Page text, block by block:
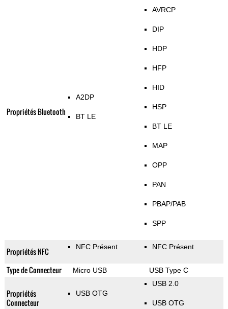
Propriétés Bluetooth
A2DP
BT LE
AVRCP
DIP
HDP
HFP
HID
HSP
BT LE
MAP
OPP
PAN
PBAP/PAB
SPP
Propriétés NFC NFC Présent NFC Présent
Type de Connecteur Micro USB USB Type C
Propriétés
Connecteur
USB OTG
USB 2.0
USB OTG